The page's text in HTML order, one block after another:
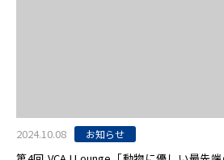
2024.10.08 お知らせ